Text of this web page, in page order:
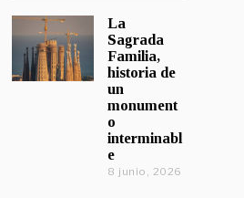
La
Sagrada
Familia,
historia de
un
monument
o
interminabl
e
8 junio, 2026